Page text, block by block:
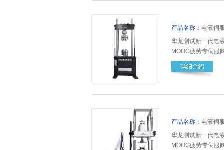
产品名称： 电液伺服疲
华龙测试新一代电
MOOG疲劳专伺服
情：021-
产品名称： 电液伺服疲
华龙测试新一代电
MOOG疲劳专伺服